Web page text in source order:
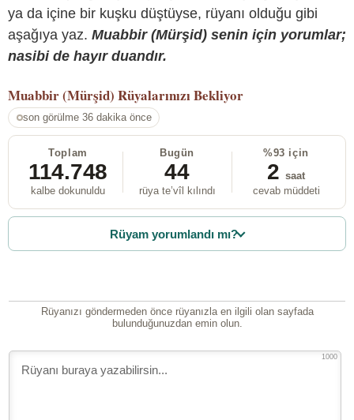
ya da içine bir kuşku düştüyse, rüyanı olduğu gibi
aşağıya yaz. Muabbir (Mürşid) senin için yorumlar;
nasibi de hayır duandır.
Muabbir (Mürşid) Rüyalarınızı Bekliyor
son görülme 36 dakika önce
Toplam
114.748
kalbe dokunuldu
Bugün
44
rüya te’vîl kılındı
%93 için
2 saat
cevab müddeti
Rüyam yorumlandı mı?
Rüyanızı göndermeden önce rüyanızla en ilgili olan sayfada
bulunduğunuzdan emin olun.
1000